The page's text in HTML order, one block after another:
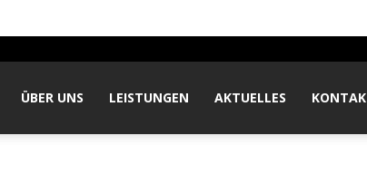
ÜBER UNS LEISTUNGEN AKTUELLES